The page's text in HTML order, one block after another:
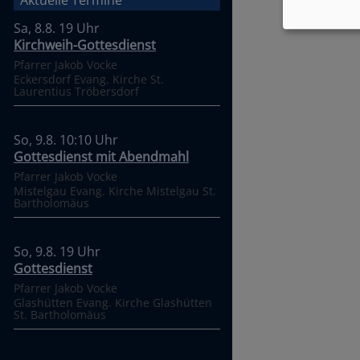
Sa, 8.8. 19 Uhr
Kirchweih-Gottesdienst
Pfarrer Jakob Vocke
Eckersdorf Evang. Kirche St.
Laurentius Tröbersdorf
So, 9.8. 10:10 Uhr
Gottesdienst mit Abendmahl
Pfarrer Jakob Vocke
Mistelgau Evang. Kirche Mistelgau St.
Bartholomäus
So, 9.8. 19 Uhr
Gottesdienst
Pfarrer Jakob Vocke
Glashütten Evang. Kirche Glashütten
St. Bartholomäus